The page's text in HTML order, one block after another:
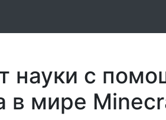
науки с
в мире